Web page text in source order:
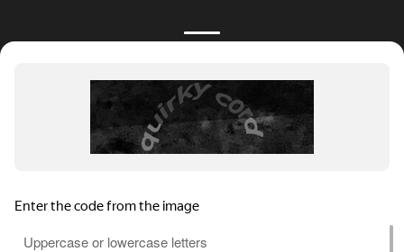
Принимаем к оплате:
E-mail рассылка